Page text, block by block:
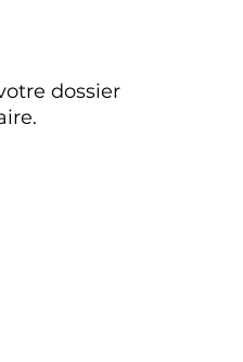
dossier